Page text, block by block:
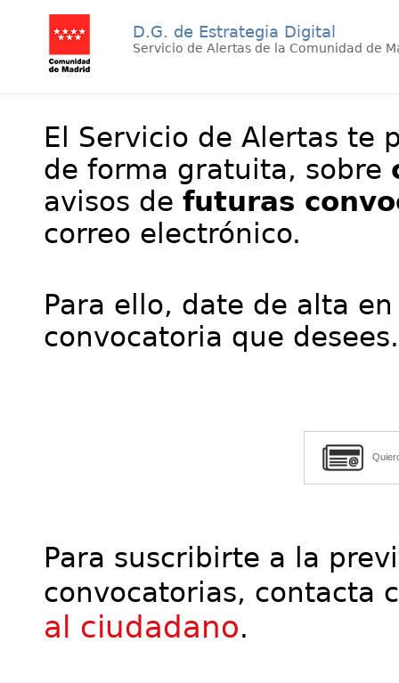
D.G. de Estrategia Digital
Servicio de Alertas de la Comunidad de
El Servicio de Alertas te
de forma gratuita, sobre
avisos de futuras
correo electrónico.
Para ello, date de alta
convocatoria que desees.
Para suscribirte a la
convocatorias, contacta
al ciudadano.